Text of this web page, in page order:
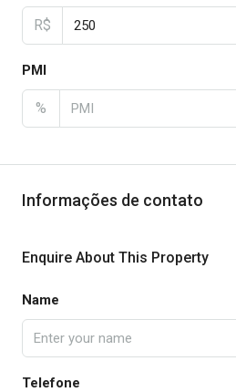
R$
PMI
%
Informações de contato
Enquire About This Property
Name
Telefone